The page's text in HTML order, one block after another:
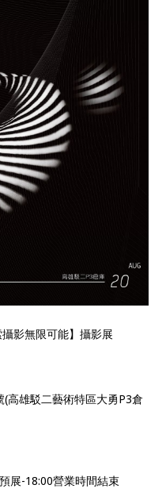
影無限可能】攝影展
高雄駁二藝術特區大勇P3倉
營業時間結束